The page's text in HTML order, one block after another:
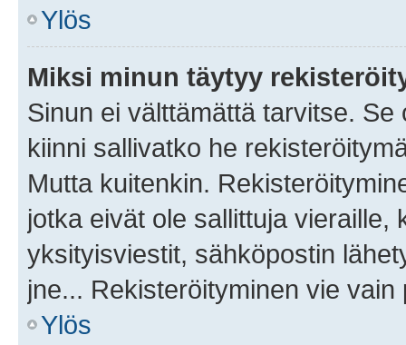
Ylös
Miksi minun täytyy
Sinun ei välttämättä tarvitse.
kiinni sallivatko he
Mutta kuitenkin.
jotka eivät ole sallittuja vieraille,
yksityisviestit, sähköpostin
jne... Rekisteröityminen vie
Ylös